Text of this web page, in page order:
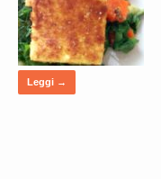
Leggi →